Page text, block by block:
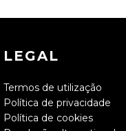
LEGAL
Termos de utilização
Política de privacidade
Política de cookies